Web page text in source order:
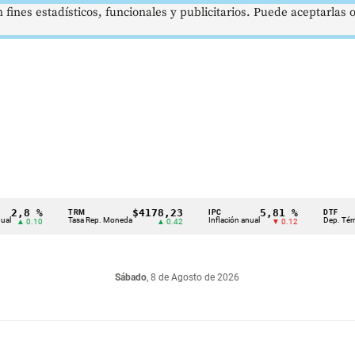
% TRM
Tasa Rep. Moneda
$4178,23
▲ 0.42
IPC
Inflación anual
5,81 %
▼ 0.12
DTF
Dep. Término
Sábado, 8 de Agosto de 2026
estadísticos, funcionales y publicitarios. Puede aceptarlas